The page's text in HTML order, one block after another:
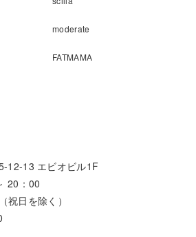
moderate
FATMAMA
12-13 エビオビル1F
20：00
祝日を除く）